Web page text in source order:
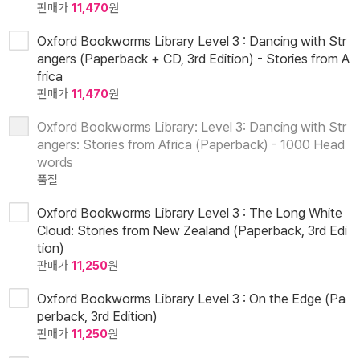
판매가 11,470원
Oxford Bookworms Library Level 3 : Dancing with Str
angers (Paperback + CD, 3rd Edition) - Stories from A
frica
판매가 11,470원
Oxford Bookworms Library: Level 3: Dancing with Str
angers: Stories from Africa (Paperback) - 1000 Head
words
품절
Oxford Bookworms Library Level 3 : The Long White
Cloud: Stories from New Zealand (Paperback, 3rd Edi
tion)
판매가 11,250원
Oxford Bookworms Library Level 3 : On the Edge (Pa
perback, 3rd Edition)
판매가 11,250원